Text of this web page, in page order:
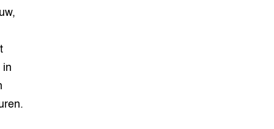
in